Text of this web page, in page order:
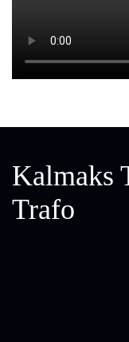
Kalmaks
Trafo